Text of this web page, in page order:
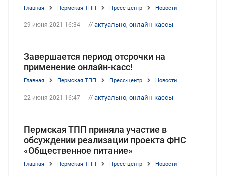
Главная Пермская ТПП Пресс-центр Новости
29 июня 2021 16:34 // актуально, онлайн-кассы
Завершается период отсрочки на
применение онлайн-касс!
Главная Пермская ТПП Пресс-центр Новости
22 июня 2021 16:47 // актуально, онлайн-кассы
Пермская ТПП приняла участие в
обсуждении реализации проекта ФНС
«Общественное питание»
Главная Пермская ТПП Пресс-центр Новости